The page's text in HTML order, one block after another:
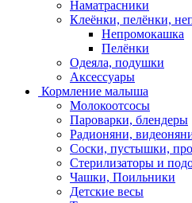
Наматрасники
Клеёнки, пелёнки,
Непромокашка
Пелёнки
Одеяла, подушки
Аксессуары
Кормление малыша
Молокоотсосы
Пароварки, блендеры
Радионяни,
Соски, пустышки,
Стерилизаторы и
Чашки, Поильники
Детские весы